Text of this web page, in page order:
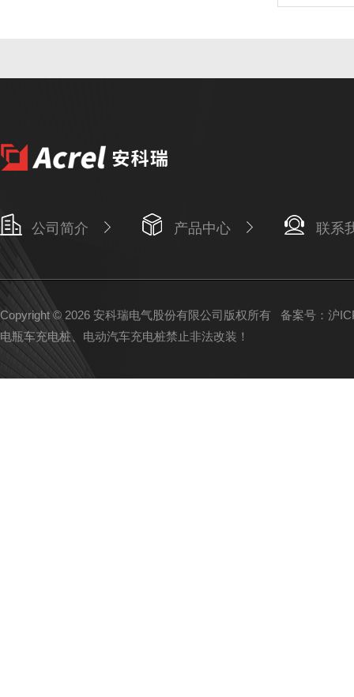
公司简介 产品中心 联系
Copyright © 2026 安科瑞电气股份有限公司版权所有 备案号：沪
电瓶车充电桩、电动汽车充电桩禁止非法改装！